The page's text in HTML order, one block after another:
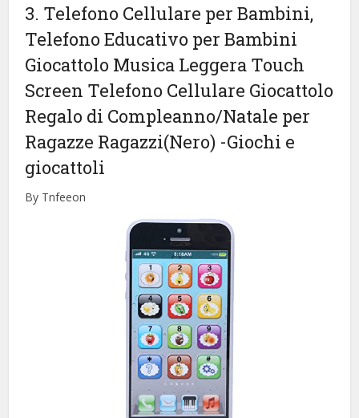
3. Telefono Cellulare per Bambini,
Telefono Educativo per Bambini
Giocattolo Musica Leggera Touch
Screen Telefono Cellulare Giocattolo
Regalo di Compleanno/Natale per
Ragazze Ragazzi(Nero) -Giochi e
giocattoli
By Tnfeeon